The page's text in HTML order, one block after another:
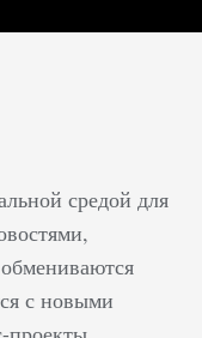
средой для
с новыми